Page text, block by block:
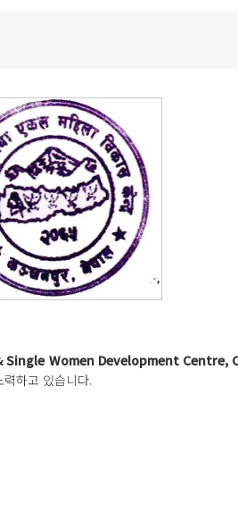
Women Development Centre,
하고 있습니다.